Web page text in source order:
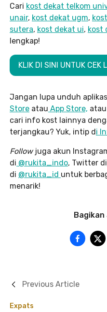
Cari kost dekat telkom
unair, kost dekat ugm,
sutera, kost dekat ui, kost
lengkap!
KLIK DI SINI UNTUK CEK
Jangan lupa unduh
Store atau App Store,
cari info kost lainnya
terjangkau? Yuk, intip di
Follow juga akun
di @rukita_indo, Twitter di
di @rukita_id untuk
menarik!
Expats
Previous Article